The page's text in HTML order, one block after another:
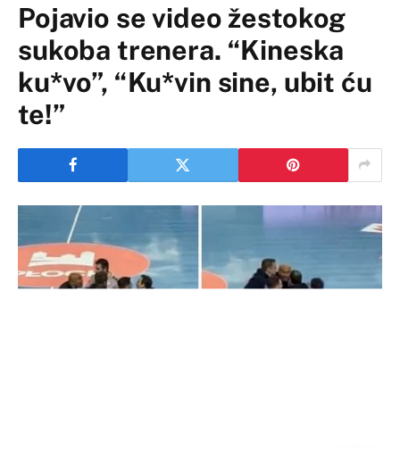
Pojavio se video žestokog
sukoba trenera. “Kineska
ku*vo”, “Ku*vin sine, ubit ću
te!”